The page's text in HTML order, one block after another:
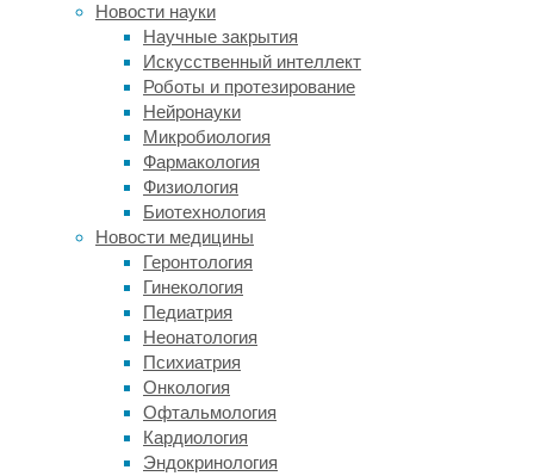
Новости науки
Научные закрытия
Искусственный интеллект
Роботы и протезирование
Нейронауки
Микробиология
Фармакология
Физиология
Биотехнология
Новости медицины
Геронтология
Гинекология
Педиатрия
Неонатология
Психиатрия
Онкология
Офтальмология
Кардиология
Эндокринология
достигается
помощью
специальных
техник
массажа,
эфирных
масел,
кремов,
кофейных
скрабов
других
средств,
помогающих
достичь
желаемого
результата.